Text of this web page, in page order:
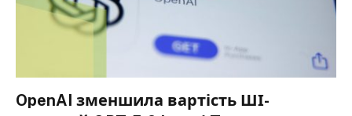
OpenAI зменшила вартість ШІ-